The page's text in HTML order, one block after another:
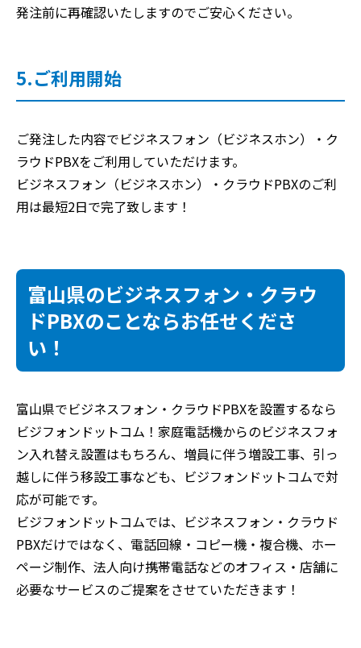
発注前に再確認いたしますのでご安心ください。
5.ご利用開始
ご発注した内容でビジネスフォン（ビジネスホン）・ク
ラウドPBXをご利用していただけます。
ビジネスフォン（ビジネスホン）・クラウドPBXのご利
用は最短2日で完了致します！
富山県のビジネスフォン・クラウ
ドPBXのことならお任せくださ
い！
富山県でビジネスフォン・クラウドPBXを設置するなら
ビジフォンドットコム！家庭電話機からのビジネスフォ
ン入れ替え設置はもちろん、増員に伴う増設工事、引っ
越しに伴う移設工事なども、ビジフォンドットコムで対
応が可能です。
ビジフォンドットコムでは、ビジネスフォン・クラウド
PBXだけではなく、電話回線・コピー機・複合機、ホー
ページ制作、法人向け携帯電話などのオフィス・店舗に
必要なサービスのご提案をさせていただきます！